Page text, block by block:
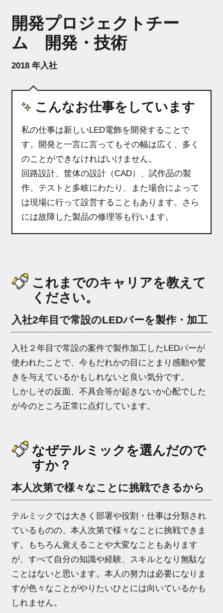
開発プロジェクトチー
ム 開発・技術
2018 年入社
こんなお仕事をしています
私の仕事は新しいLED電飾を開発することで
す。開発と一言に言ってもその幅は広く、多く
のことができなければいけません。
回路設計、筐体の設計（CAD）、試作品の製
作、テストと多岐にわたり、また場合によって
は現場に行って設営することもあります。さら
には故障した製品の修理等も行います。
これまでのキャリアを教えて
ください。
入社2年目で常設のLEDバーを製作・加工
入社２年目で常設の案件で製作加工したLEDバーが
使われたことで、今もだれかの目にとまり感動や驚
きを与えているかもしれないと良い気分です。
しかしその反面、不具合等が起きないか心配でした
が今のところ正常に点灯しています。
なぜテルミックを選んだので
すか？
本人次第で様々なことに挑戦できるから
テルミックでは大きく部署や役割・仕事は分類され
ているものの、本人次第で様々なことに挑戦できま
す。もちろん覚えることや大変なこともあります
が、すべて自分の知識や経験、スキルとなり無駄な
ことはないと思います。本人の努力は必要になりま
すが色々なことがやりたいひとには向いているかも
しれません。